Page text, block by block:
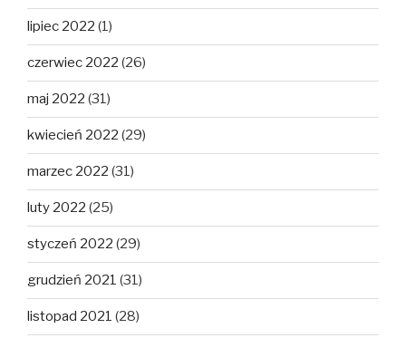
lipiec 2022 (1)
czerwiec 2022 (26)
maj 2022 (31)
kwiecień 2022 (29)
marzec 2022 (31)
luty 2022 (25)
styczeń 2022 (29)
grudzień 2021 (31)
listopad 2021 (28)